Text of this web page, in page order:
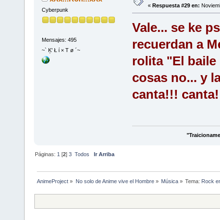
Cyberpunk
Mensajes: 495
~` Ķ' Ł ί × Τ ø ´~
« Respuesta #29 en:
Vale... se ke
recuerdan a
rolita "El baile
cosas no... y
canta!!!
Páginas: 1 [2]3 Todos Ir Arriba
AnimeProject » No solo de Anime vive el Hombre» Música» Tema: Rock